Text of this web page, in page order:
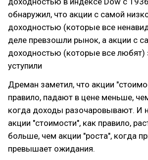
обнаружил, что акции с самой
доходностью (которые все
деле превзошли рынок, а акции с
доходностью (которые все любят)
уступили
Дреман заметил, что акции
правило, падают в цене меньше,
когда доходы разочаровывают. И
акции "стоимости", как правило,
больше, чем акции "роста", когда
превышает ожидания.